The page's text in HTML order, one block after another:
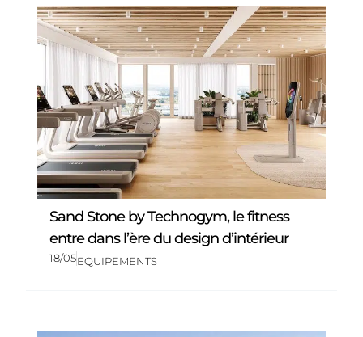
Sand Stone by Technogym, le fitness
entre dans l’ère du design d’intérieur
18/05EQUIPEMENTS